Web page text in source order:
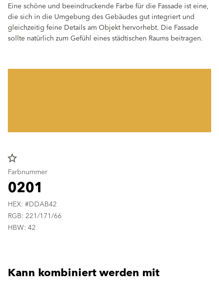
Eine schöne und beeindruckende Farbe für die Fassade ist eine,
die sich in die Umgebung des Gebäudes gut integriert und
gleichzeitig feine Details am Objekt hervorhebt. Die Fassade
sollte natürlich zum Gefühl eines städtischen Raums beitragen.
star_border
Farbnummer
0201
HEX: #DDAB42
RGB: 221/171/66
HBW: 42
Kann kombiniert werden mit